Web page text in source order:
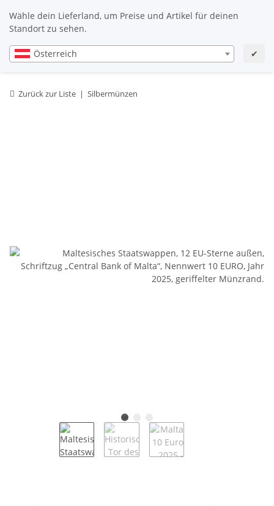
Wähle dein Lieferland, um Preise und Artikel für deinen
Standort zu sehen.
Österreich ✔
Zurück zur Liste Silbermünzen